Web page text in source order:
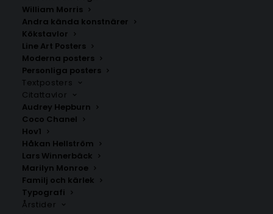
William Morris
Andra kända konstnärer
Kökstavlor
Line Art Posters
Moderna posters
Personliga posters
Textposters
Citattavlor
Audrey Hepburn
Coco Chanel
Hov1
Håkan Hellström
Lars Winnerbäck
Marilyn Monroe
Familj och kärlek
Typografi
Årstider
Stjärnbild Oxen –
Fr.149.00kr